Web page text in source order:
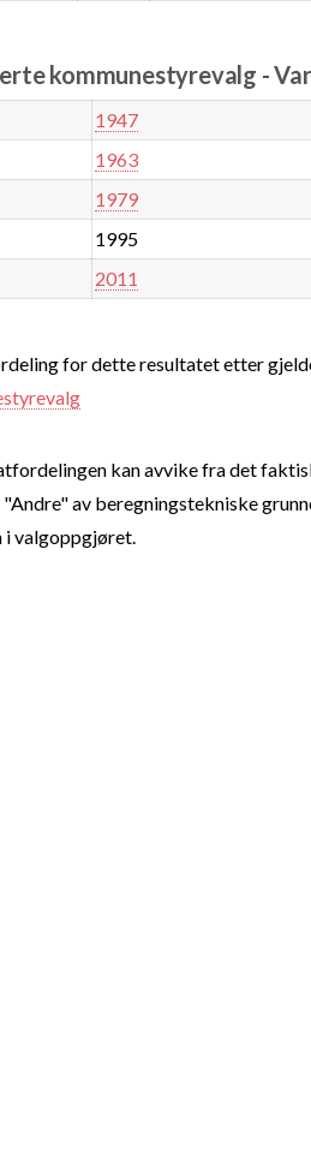
kommunestyrevalg -
1947
1963
1979
1995
2011
for dette resultatet etter
kan avvike fra det
av beregningstekniske
i valgoppgjøret.